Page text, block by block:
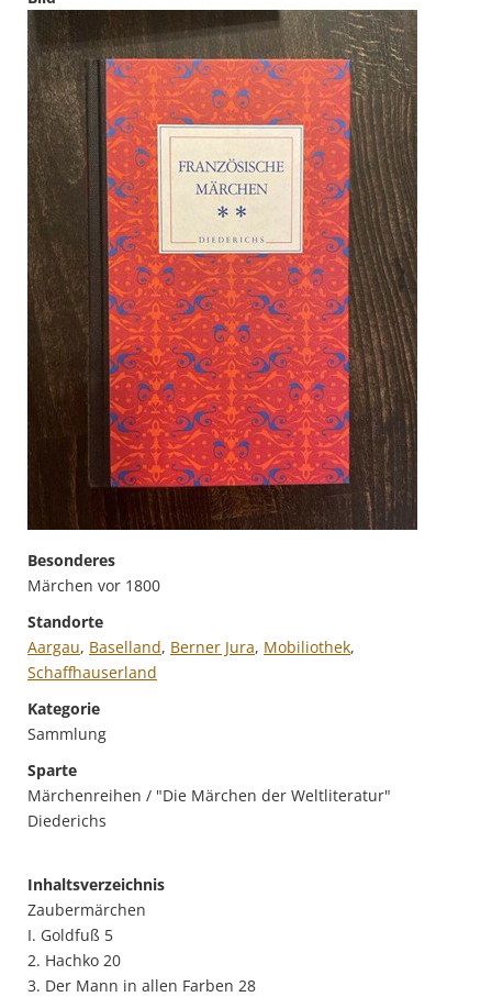
Besonderes
Märchen vor 1800
Standorte
Aargau, Baselland, Berner Jura, Mobiliothek,
Schaffhauserland
Kategorie
Sammlung
Sparte
Märchenreihen / "Die Märchen der Weltliteratur"
Diederichs
Inhaltsverzeichnis
Zaubermärchen
I. Goldfuß 5
2. Hachko 20
3. Der Mann in allen Farben 28